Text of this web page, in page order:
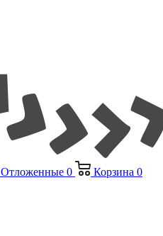
Отложенные 0 Корзина 0